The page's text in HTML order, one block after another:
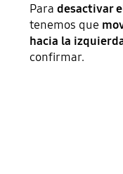
Paradesactivar
tenemos que
hacia la
confirmar.